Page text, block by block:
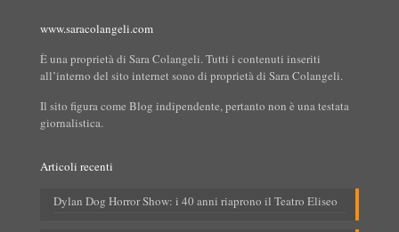
www.saracolangeli.com
È una proprietà di Sara Colangeli. Tutti i contenuti inseriti
all’interno del sito internet sono di proprietà di Sara Colangeli.
Il sito figura come Blog indipendente, pertanto non è una testata
giornalistica.
Articoli recenti
Dylan Dog Horror Show: i 40 anni riaprono il Teatro Eliseo